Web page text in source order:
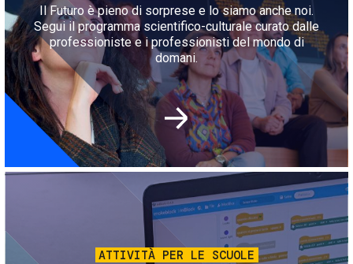
Il Futuro è pieno di sorprese e lo siamo anche noi.
Segui il programma scientifico-culturale curato dalle
professioniste e i professionisti del mondo di
domani.
Immagine
ATTIVITÀ PER LE SCUOLE